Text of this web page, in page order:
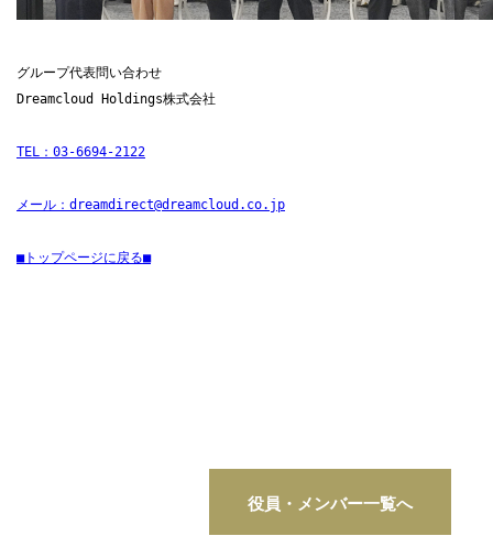
グループ代表問い合わせ
Dreamcloud Holdings株式会社
TEL：03-6694-2122
メール：dreamdirect@dreamcloud.co.jp
■トップページに戻る■
役員・メンバー一覧へ